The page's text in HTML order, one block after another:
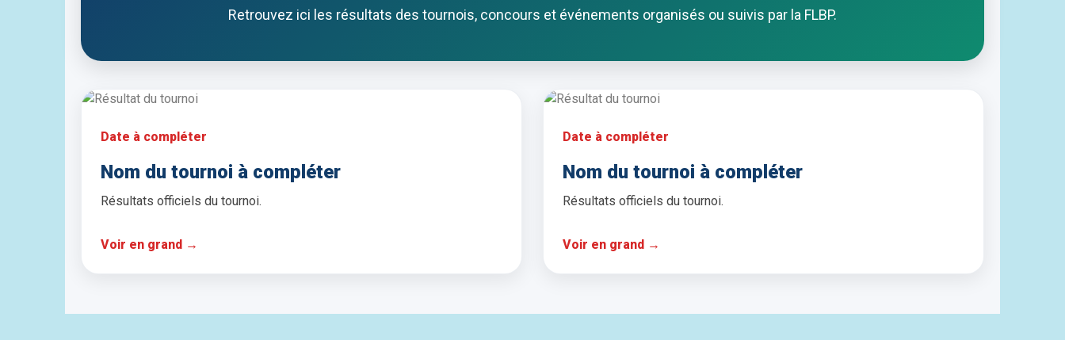
Retrouvez ici les résultats des tournois, concours et événements organisés ou suivis par la FLBP.
Date à compléter
Nom du tournoi à compléter
Résultats officiels du tournoi.
Voir en grand →
Date à compléter
Nom du tournoi à compléter
Résultats officiels du tournoi.
Voir en grand →